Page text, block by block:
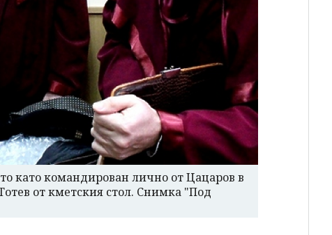
като командирован лично от Цацаров в
от кметския стол. Снимка "Под